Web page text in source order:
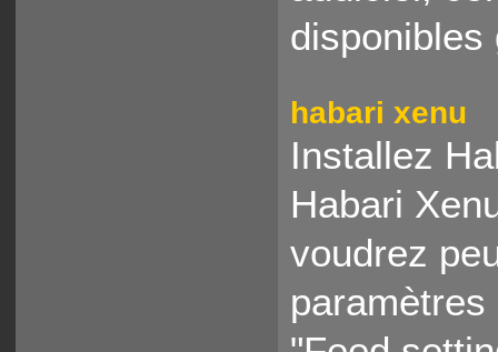
disponibles
habari xenu
Installez
Habari
voudrez